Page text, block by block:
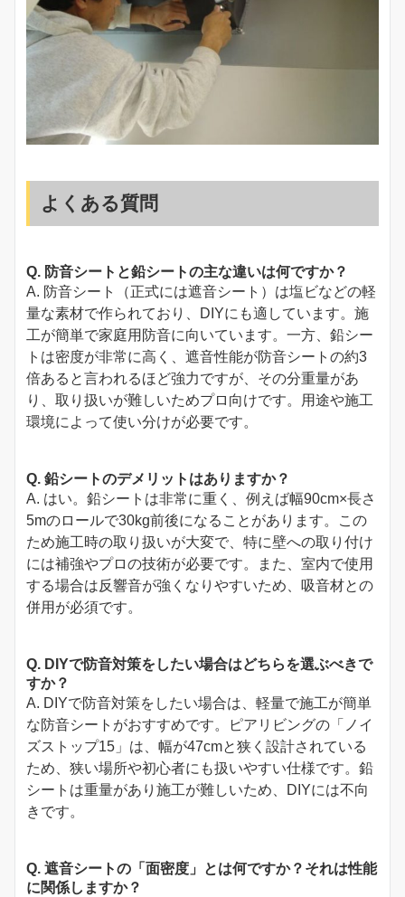
よくある質問
Q. 防音シートと鉛シートの主な違いは何ですか？
A. 防音シート（正式には遮音シート）は塩ビなどの軽
量な素材で作られており、DIYにも適しています。施
工が簡単で家庭用防音に向いています。一方、鉛シー
トは密度が非常に高く、遮音性能が防音シートの約3
倍あると言われるほど強力ですが、その分重量があ
り、取り扱いが難しいためプロ向けです。用途や施工
環境によって使い分けが必要です。
Q. 鉛シートのデメリットはありますか？
A. はい。鉛シートは非常に重く、例えば幅90cm×長さ
5mのロールで30kg前後になることがあります。この
ため施工時の取り扱いが大変で、特に壁への取り付け
には補強やプロの技術が必要です。また、室内で使用
する場合は反響音が強くなりやすいため、吸音材との
併用が必須です。
Q. DIYで防音対策をしたい場合はどちらを選ぶべきで
すか？
A. DIYで防音対策をしたい場合は、軽量で施工が簡単
な防音シートがおすすめです。ピアリビングの「ノイ
ズストップ15」は、幅が47cmと狭く設計されている
ため、狭い場所や初心者にも扱いやすい仕様です。鉛
シートは重量があり施工が難しいため、DIYには不向
きです。
Q. 遮音シートの「面密度」とは何ですか？それは性能
に関係しますか？